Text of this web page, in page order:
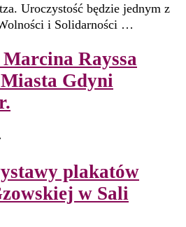
Uroczystość będzie jednym z
i Solidarności …
Rayssa
Gdyni
plakatów
w Sali